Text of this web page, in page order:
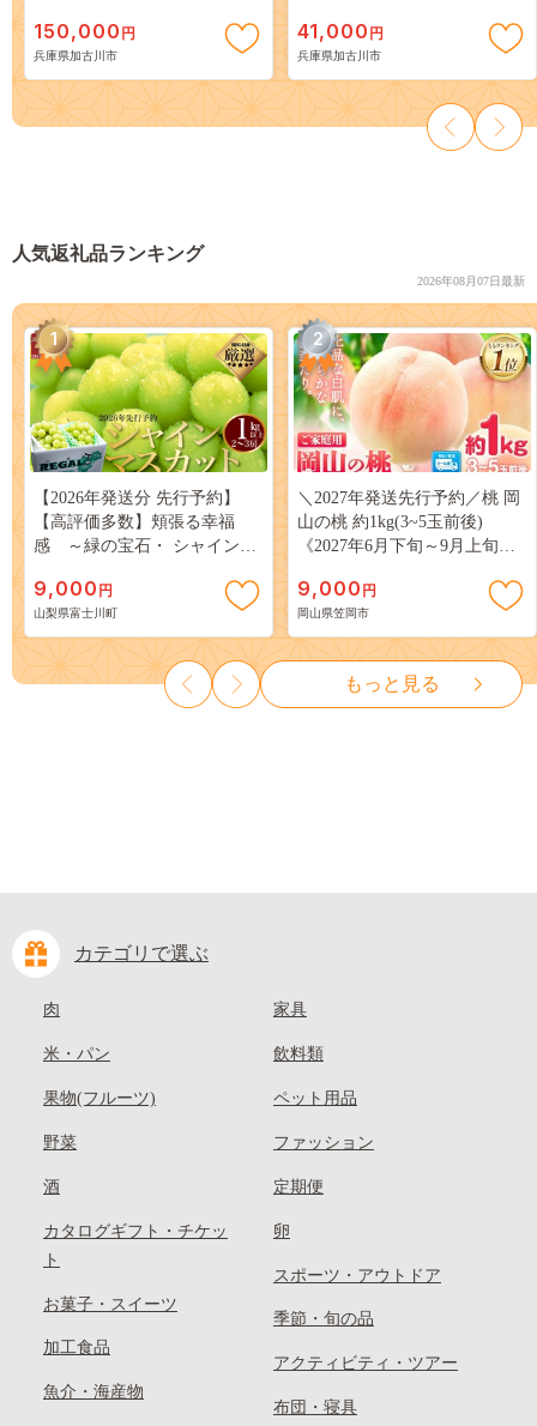
ラー【2415M05068】
150,000 円
兵庫県加古川市
ス肉 スライス ロース 赤身 食
べ比べ 》【2404A00120】
41,000 円
兵庫県加古川市
人気返礼品ランキング
2026年08月07日最新
1
【2026年発送分 先行予約】
【高評価多数】頬張る幸福
感 ～緑の宝石・ シャインマ
３房） フルーツ 山梨県産 果
物 くだもの シャイン マスカ
ット ぶどう ブドウ 葡萄 大粒
種なし 先行予約 富士川町
10000円 一万円 9000円 九千円
9,000 円
山梨県富士川町
2
＼2027年発送先行予約／桃 岡
山の桃 約1kg(3~5玉前後)
《2027年6月下旬～9月上旬頃
岡山 はくとう スイーツ フル
ーツ 果物 デザート 旬 モモ も
も 先行予約 送料無料 果物 岡
山県 笠岡市 清水白桃 白鳳 白
麗 クール便---
kasaoka_zsy_419_100---
9,000 円
岡山県笠岡市
もっと見る
カテゴリで選ぶ
肉
米・パン
果物(フルーツ)
野菜
酒
カタログギフト・チケッ
ト
お菓子・スイーツ
加工食品
魚介・海産物
家具
飲料類
ペット用品
ファッション
定期便
卵
スポーツ・アウトドア
季節・旬の品
アクティビティ・ツアー
布団・寝具